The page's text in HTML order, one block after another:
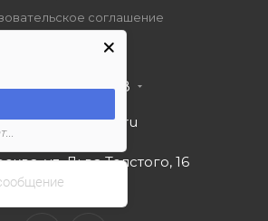
соглашение
+7 495 989 53 38
import-bt@bk.ru
ул. Льва Толстого, 16